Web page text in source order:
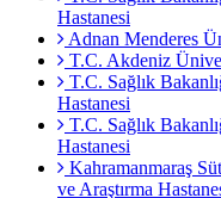
Hastanesi
Adnan Menderes
T.C. Akdeniz
T.C. Sağlık
Hastanesi
T.C. Sağlık
Hastanesi
Kahramanmaraş
ve Araştırma